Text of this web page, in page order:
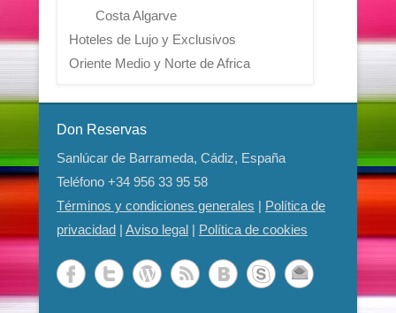
Costa Algarve
Hoteles de Lujo y Exclusivos
Oriente Medio y Norte de Africa
Don Reservas
Sanlúcar de Barrameda, Cádiz, España
Teléfono +34 956 33 95 58
Términos y condiciones generales | Política de
privacidad | Aviso legal | Política de cookies